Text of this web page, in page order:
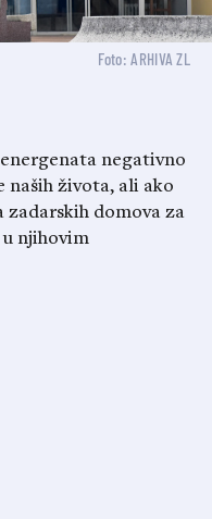
Foto: ARHIVA ZL
negativno
naših života, ali ako
zadarskih domova za
u njihovim